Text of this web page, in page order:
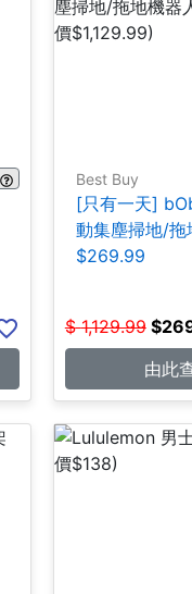
Best Buy
[只有一天]
動集塵掃地/拖
$269.99
$ 1,129.99 $
由此